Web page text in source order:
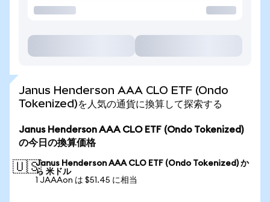
Janus Henderson AAA CLO ETF (Ondo
Tokenized)を人気の通貨に換算して探索する
Janus Henderson AAA CLO ETF (Ondo Tokenized)
の今日の換算価格
🇺🇸Janus Henderson AAA CLO ETF (Ondo Tokenized) か
ら 米ドル
1 JAAAon は $51.45 に相当